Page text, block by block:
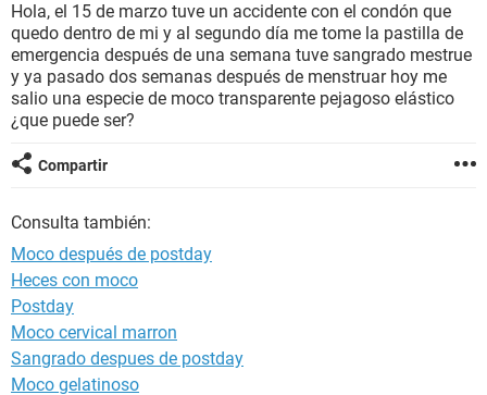
BIENESTAR
SEXUALIDAD
GLOSARIO
Hola, el 15 de marzo tuve un accidente con el condón que
quedo dentro de mi y al segundo día me tome la pastilla de
emergencia después de una semana tuve sangrado mestrue
y ya pasado dos semanas después de menstruar hoy me
salio una especie de moco transparente pejagoso elástico
¿que puede ser?
Compartir
Consulta también:
Moco después de postday
Heces con moco
Postday
Moco cervical marron
Sangrado despues de postday
Moco gelatinoso